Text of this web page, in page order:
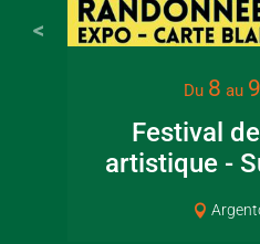
Du 8 au 9
Festival
artistique -